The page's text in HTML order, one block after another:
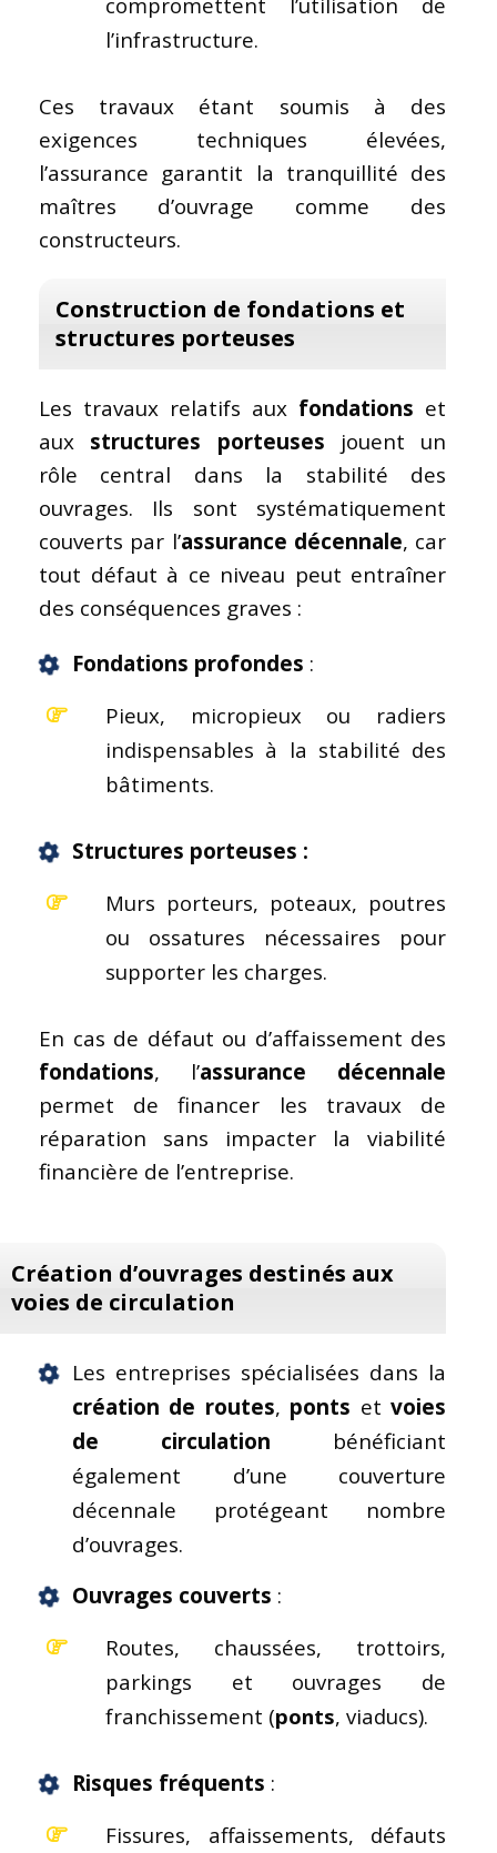
l’infrastructure.
Ces travaux étant soumis à des
exigences techniques élevées,
l’assurance garantit la tranquillité des
maîtres d’ouvrage comme des
constructeurs.
Construction de fondations et
structures porteuses
Les travaux relatifs aux fondations et
aux structures porteuses jouent un
rôle central dans la stabilité des
ouvrages. Ils sont systématiquement
couverts par l’assurance décennale, car
tout défaut à ce niveau peut entraîner
des conséquences graves :
Fondations profondes :
Pieux, micropieux ou radiers
indispensables à la stabilité des
bâtiments.
Structures porteuses :
Murs porteurs, poteaux, poutres
ou ossatures nécessaires pour
supporter les charges.
En cas de défaut ou d’affaissement des
fondations, l’assurance décennale
permet de financer les travaux de
réparation sans impacter la viabilité
financière de l’entreprise.
Création d’ouvrages destinés aux
voies de circulation
Les entreprises spécialisées dans la
création de routes, ponts etvoies
de circulation bénéficiant
également d’une couverture
décennale protégeant nombre
d’ouvrages.
Ouvrages couverts :
Routes, chaussées, trottoirs,
parkings et ouvrages de
franchissement (ponts, viaducs).
Risques fréquents :
Fissures, affaissements, défauts